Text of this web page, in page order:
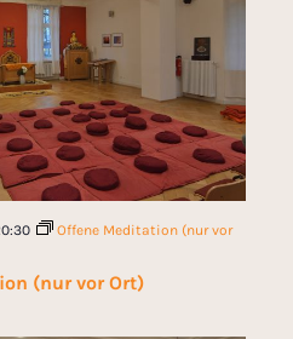
(nur vor Ort)
Offene Meditation (nur vor